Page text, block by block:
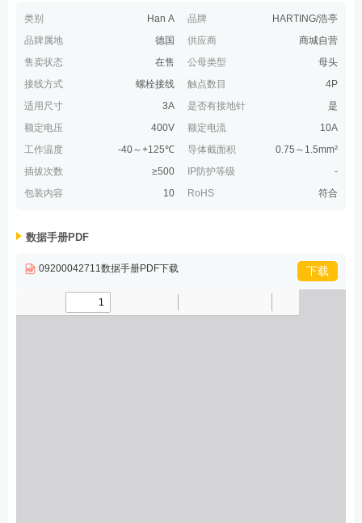
类别 Han A 品牌
HARTING/浩亭
品牌属地
德国 供应商
商城自营
售卖状态
在售 公母类型
母头
接线方式
螺栓接线 触点数目
4P
适用尺寸
3A 是否有接地针
是
额定电压
400V 额定电流
10A
工作温度
-40～+125℃ 导体截面积
0.75～1.5mm²
插拔次数
≥500 IP防护等级
-
包装内容
10 RoHS 符合
数据手册PDF
09200042711数据手册PDF下载 下载